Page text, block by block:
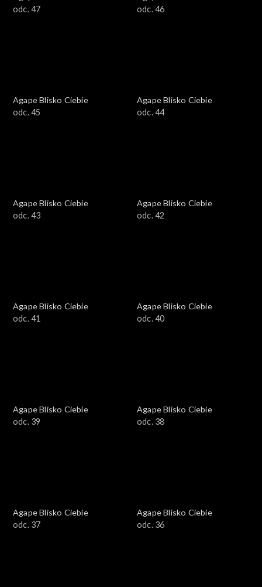
odc. 47
odc. 46
Agape Blisko Ciebie
odc. 45
Agape Blisko Ciebie
odc. 44
Agape Blisko Ciebie
odc. 43
Agape Blisko Ciebie
odc. 42
Agape Blisko Ciebie
odc. 41
Agape Blisko Ciebie
odc. 40
Agape Blisko Ciebie
odc. 39
Agape Blisko Ciebie
odc. 38
Agape Blisko Ciebie
odc. 37
Agape Blisko Ciebie
odc. 36